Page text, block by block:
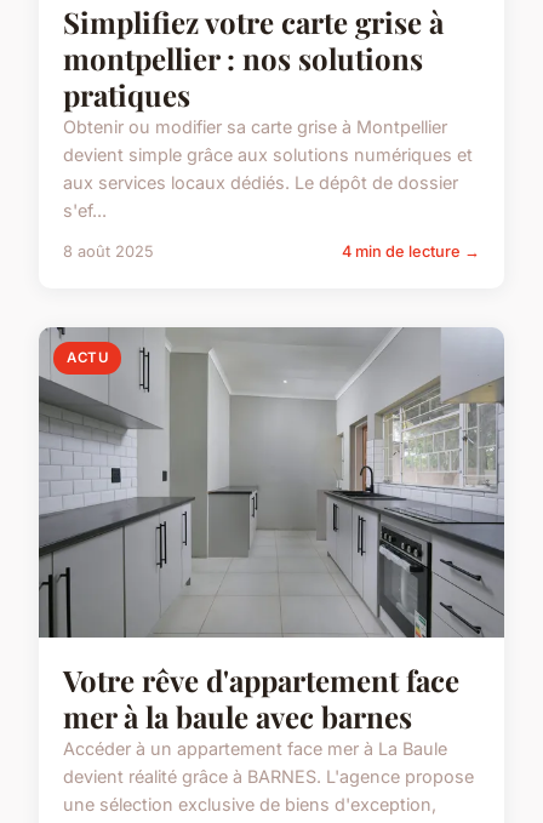
Simplifiez votre carte grise à
montpellier : nos solutions
pratiques
Obtenir ou modifier sa carte grise à Montpellier
devient simple grâce aux solutions numériques et
aux services locaux dédiés. Le dépôt de dossier
s'ef...
8 août 2025 4 min de lecture →
ACTU
Votre rêve d'appartement face
mer à la baule avec barnes
Accéder à un appartement face mer à La Baule
devient réalité grâce à BARNES. L'agence propose
une sélection exclusive de biens d'exception,